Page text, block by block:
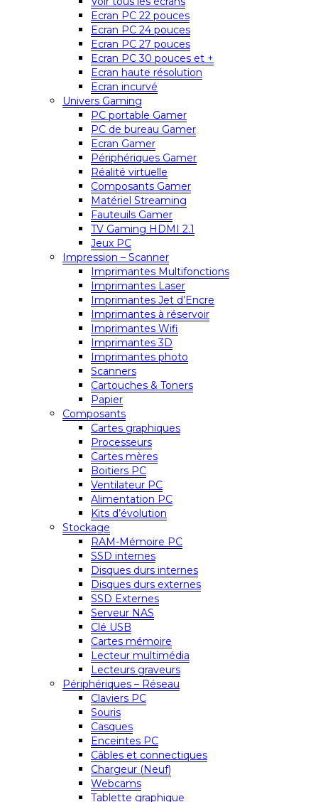
Ecran PC 22 pouces
Ecran PC 24 pouces
Ecran PC 27 pouces
Ecran PC 30 pouces et +
Ecran haute résolution
Ecran incurvé
Univers Gaming
PC portable Gamer
PC de bureau Gamer
Ecran Gamer
Périphériques Gamer
Réalité virtuelle
Composants Gamer
Matériel Streaming
Fauteuils Gamer
TV Gaming HDMI 2.1
Jeux PC
Impression – Scanner
Imprimantes Multifonctions
Imprimantes Laser
Imprimantes Jet d’Encre
Imprimantes à réservoir
Imprimantes Wifi
Imprimantes 3D
Imprimantes photo
Scanners
Cartouches & Toners
Papier
Composants
Cartes graphiques
Processeurs
Cartes mères
Boitiers PC
Ventilateur PC
Alimentation PC
Kits d’évolution
Stockage
RAM-Mémoire PC
SSD internes
Disques durs internes
Disques durs externes
SSD Externes
Serveur NAS
Clé USB
Cartes mémoire
Lecteur multimédia
Lecteurs graveurs
Périphériques – Réseau
Claviers PC
Souris
Casques
Enceintes PC
Câbles et connectiques
Chargeur (Neuf)
Webcams
Tablette graphique